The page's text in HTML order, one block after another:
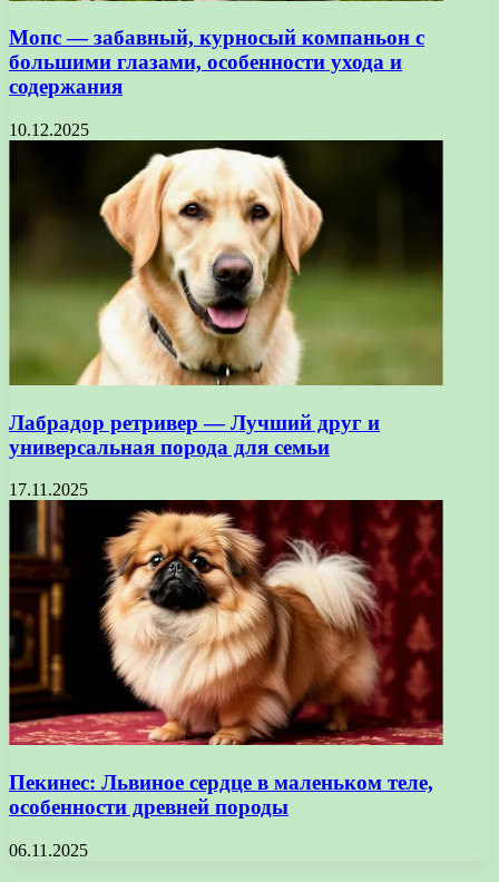
Мопс — забавный, курносый компаньон с
большими глазами, особенности ухода и
содержания
10.12.2025
Лабрадор ретривер — Лучший друг и
универсальная порода для семьи
17.11.2025
Пекинес: Львиное сердце в маленьком теле,
особенности древней породы
06.11.2025